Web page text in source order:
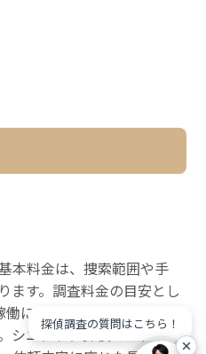
本料金は、捜索範囲や手
ます。調査料金の目安とし
に対して1.5万円から2万
シニアケア探偵では、事前
探偵調査の質問はこちら！